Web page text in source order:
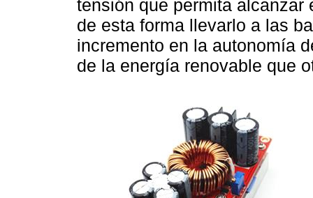
tensión que permita
de esta forma llevarlo a las
incremento en la autonomía
de la energía renovable que